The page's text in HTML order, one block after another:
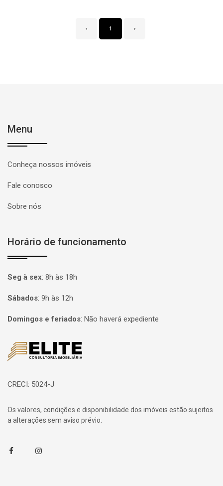
‹ 1 ›
Menu
Conheça nossos imóveis
Fale conosco
Sobre nós
Horário de funcionamento
Seg à sex: 8h às 18h
Sábados: 9h às 12h
Domingos e feriados: Não haverá expediente
Página inicial
CRECI: 5024-J
Os valores, condições e disponibilidade dos imóveis estão sujeitos
a alterações sem aviso prévio.
FacebookInstagram